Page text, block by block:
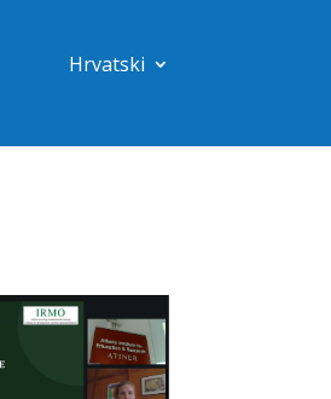
Hrvatski